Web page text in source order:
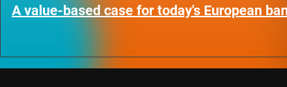
A value-based case for today's European